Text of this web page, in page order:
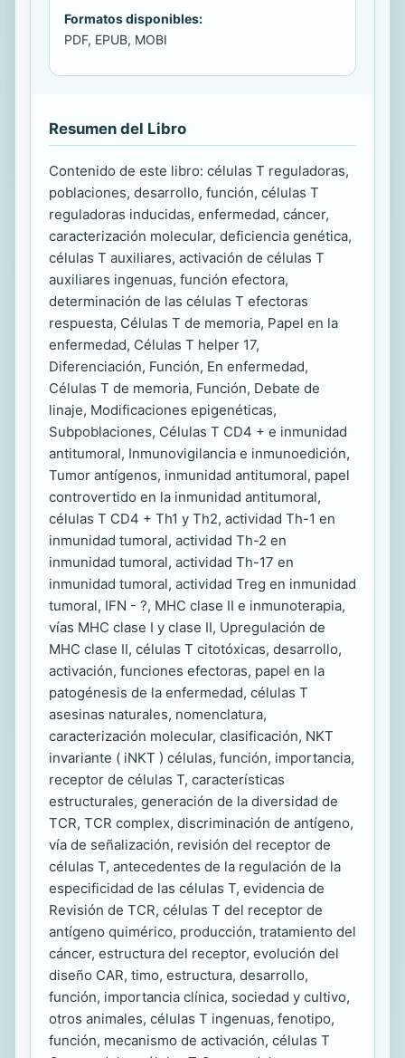
Formatos disponibles:
PDF, EPUB, MOBI
Resumen del Libro
Contenido de este libro: células T reguladoras,
poblaciones, desarrollo, función, células T
reguladoras inducidas, enfermedad, cáncer,
caracterización molecular, deficiencia genética,
células T auxiliares, activación de células T
auxiliares ingenuas, función efectora,
determinación de las células T efectoras
respuesta, Células T de memoria, Papel en la
enfermedad, Células T helper 17,
Diferenciación, Función, En enfermedad,
Células T de memoria, Función, Debate de
linaje, Modificaciones epigenéticas,
Subpoblaciones, Células T CD4 + e inmunidad
antitumoral, Inmunovigilancia e inmunoedición,
Tumor antígenos, inmunidad antitumoral, papel
controvertido en la inmunidad antitumoral,
células T CD4 + Th1 y Th2, actividad Th-1 en
inmunidad tumoral, actividad Th-2 en
inmunidad tumoral, actividad Th-17 en
inmunidad tumoral, actividad Treg en inmunidad
tumoral, IFN - ?, MHC clase II e inmunoterapia,
vías MHC clase I y clase II, Upregulación de
MHC clase II, células T citotóxicas, desarrollo,
activación, funciones efectoras, papel en la
patogénesis de la enfermedad, células T
asesinas naturales, nomenclatura,
caracterización molecular, clasificación, NKT
invariante ( iNKT ) células, función, importancia,
receptor de células T, características
estructurales, generación de la diversidad de
TCR, TCR complex, discriminación de antígeno,
vía de señalización, revisión del receptor de
células T, antecedentes de la regulación de la
especificidad de las células T, evidencia de
Revisión de TCR, células T del receptor de
antígeno quimérico, producción, tratamiento del
cáncer, estructura del receptor, evolución del
diseño CAR, timo, estructura, desarrollo,
función, importancia clínica, sociedad y cultivo,
otros animales, células T ingenuas, fenotipo,
función, mecanismo de activación, células T